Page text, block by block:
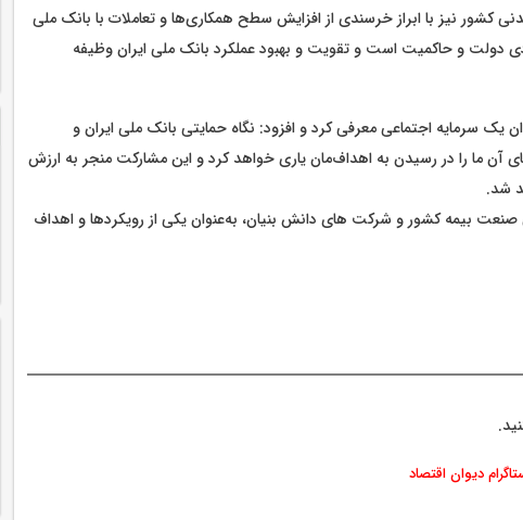
کشور نیز با ابراز خرسندی از افزایش سطح همکاری‌ها و تعاملات با بانک ملی
دولت و حاکمیت است و تقویت و بهبود عملکرد بانک ملی ایران وظیفه
یک سرمایه اجتماعی معرفی کرد و افزود: نگاه حمایتی بانک ملی ایران و
آن ما را در رسیدن به اهداف‌مان یاری خواهد کرد و این مشارکت منجر به ارزش
شد.
بیمه کشور و شرکت های دانش بنیان، به‌عنوان یکی از رویکردها و اهداف
دیوان اقتصاد